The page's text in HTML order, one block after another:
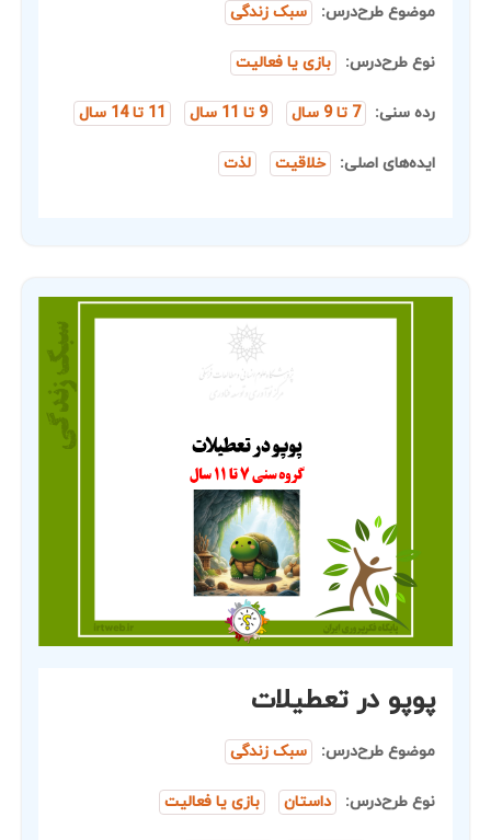
موضوع طرح‌درس: سبک زندگی
نوع طرح‌درس: بازی یا فعالیت
رده سنی: 7 تا 9 سال 9 تا 11 سال 11 تا 14 سال
ایده‌های اصلی: خلاقیت لذت
پوپو در تعطیلات
موضوع طرح‌درس: سبک زندگی
نوع طرح‌درس: داستان بازی یا فعالیت